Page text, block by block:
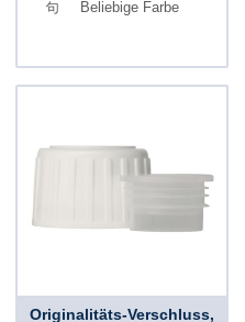
Beliebige Farbe
Originalitäts-Verschluss,